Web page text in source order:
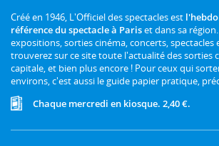
Créé en 1946, L'Officiel des spectacles est
référence du spectacle à Pariset dans sa
expositions, sorties cinéma, concerts, spectacles
trouverez sur ce site toute l'actualité des sorties
capitale, et bien plus encore ! Pour ceux qui
environs, c'est aussi le guide papier pratique,
Chaque mercredi en kiosque. 2,40 €.